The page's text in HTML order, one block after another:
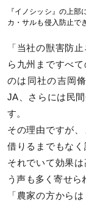
『イノシッシ』の上
カ・サルも侵入防止で
「当社の獣害防
ら九州まですべ
のは同社の吉岡
JA、さらには民
す。
その理由ですが
借りるまでもなく
それでいて効果
う声も多く寄せら
「農家の方から